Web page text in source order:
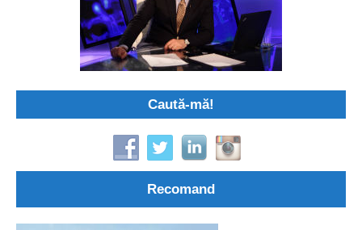
Caută-mă!
Recomand